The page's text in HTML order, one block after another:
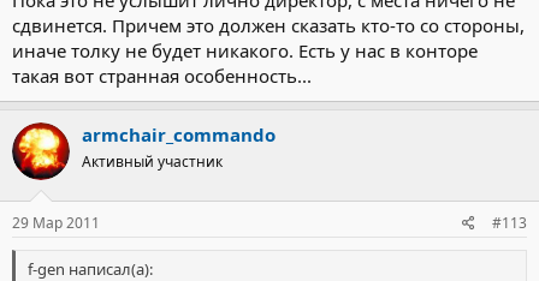
сдвинется. Причем это должен сказать кто-то со стороны,
иначе толку не будет никакого. Есть у нас в конторе
такая вот странная особенность...
armchair_commando
Активный участник
29 Мар 2011 #113
f-gen написал(а):